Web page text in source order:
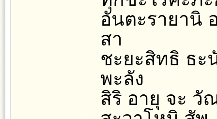
อันตะรายานิ
สา
ชะยะสิทธิ ธะ
พะลัง
สิริ อายุ จะ